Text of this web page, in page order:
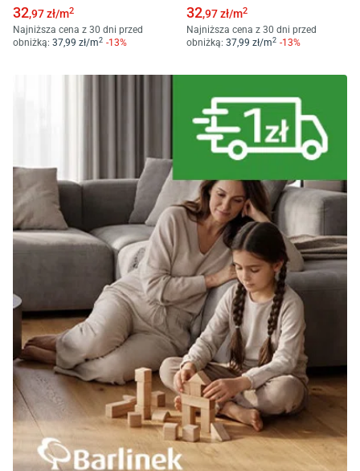
32,97zł/m2
Najniższa cena z 30 dni przed
obniżką: 37,99 zł/m2 -13%
32,97zł/m2
Najniższa cena z 30 dni przed
obniżką: 37,99 zł/m2 -13%